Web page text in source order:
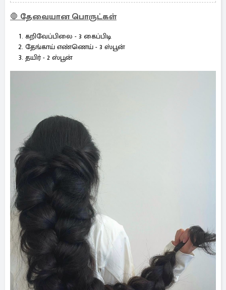
🛑 தேவையான பொருட்கள்
கறிவேப்பிலை - 3 கைப்பிடி
தேங்காய் எண்ணெய் - 3 ஸ்பூன்
தயிர் - 2 ஸ்பூன்